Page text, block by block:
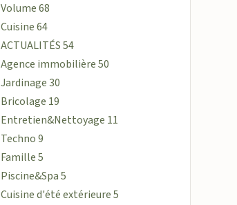
Volume68
Cuisine64
ACTUALITÉS54
Agence immobilière50
Jardinage30
Bricolage 19
Entretien&Nettoyage 11
Techno9
Famille5
Piscine&Spa5
Cuisine d'été extérieure5